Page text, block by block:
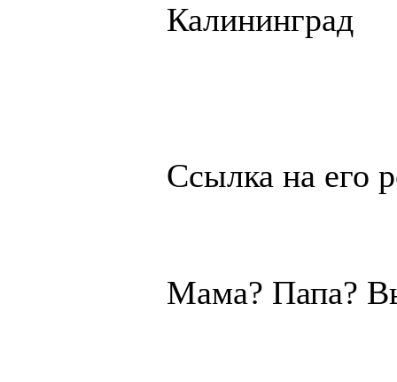
Калининград
Ссылка на его
Мама? Папа?